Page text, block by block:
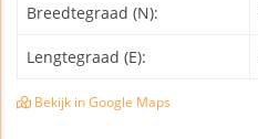
Breedtegraad (N):
Lengtegraad (E):
Bekijk in Google Maps